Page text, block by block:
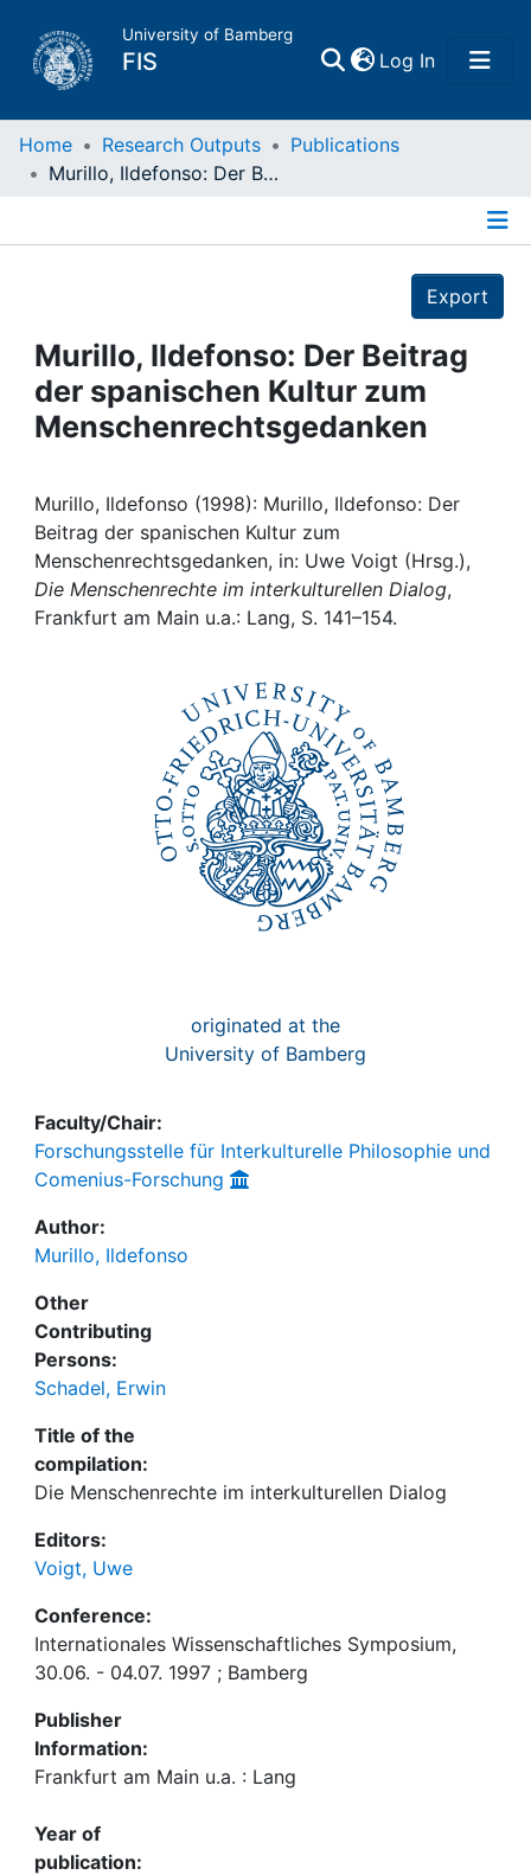
University of Bamberg
FIS Log In(current)
Home
Projects
People
Awards
My FIS
Home Research Outputs
Publications
Murillo, Ildefonso: Der Beitrag der spanischen Kultur zum Menschenrechtsgedanken
Export
Murillo, Ildefonso: Der Beitrag
der spanischen Kultur zum
Menschenrechtsgedanken
Murillo, Ildefonso (1998): Murillo, Ildefonso: Der
Beitrag der spanischen Kultur zum
Menschenrechtsgedanken, in: Uwe Voigt (Hrsg.),
Die Menschenrechte im interkulturellen Dialog,
Frankfurt am Main u.a.: Lang, S. 141–154.
originated at the
University of Bamberg
Faculty/Chair:
Forschungsstelle für Interkulturelle Philosophie und
Comenius-Forschung
Author:
Murillo, Ildefonso
Other
Contributing
Persons:
Schadel, Erwin
Title of the
compilation:
Die Menschenrechte im interkulturellen Dialog
Editors:
Voigt, Uwe
Conference:
Internationales Wissenschaftliches Symposium,
30.06. - 04.07. 1997 ; Bamberg
Publisher
Information:
Frankfurt am Main u.a. : Lang
Year of
publication: